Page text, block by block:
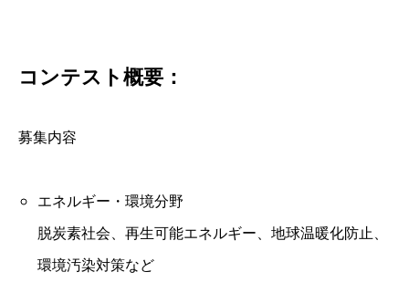
コンテスト概要：
募集内容
エネルギー・環境分野
脱炭素社会、再生可能エネルギー、地球温暖化防止、
環境汚染対策など